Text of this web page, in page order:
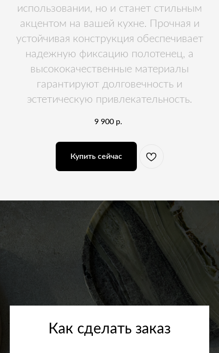
использовании, но и станет стильным
акцентом на вашей кухне. Прочная и
устойчивая конструкция обеспечивает
надежную фиксацию полотенец, а
высококачественные материалы
гарантируют долговечность и
эстетическую привлекательность.
9 900 р.
Купить сейчас
Как сделать заказ